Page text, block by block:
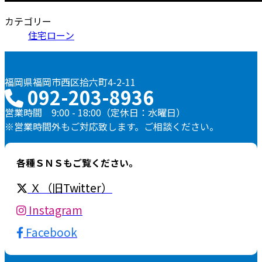
カテゴリー
住宅ローン
福岡県福岡市西区拾六町4-2-11
092-203-8936
営業時間 9:00 - 18:00（定休日：水曜日）
※営業時間外もご対応致します。ご相談ください。
各種ＳＮＳもご覧ください。
Ｘ（旧Twitter）
Instagram
Facebook